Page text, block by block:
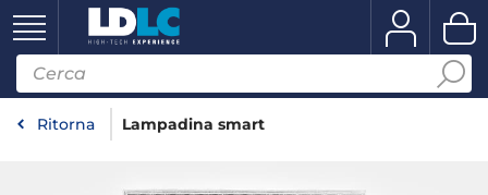
Ritorna Lampadina smart